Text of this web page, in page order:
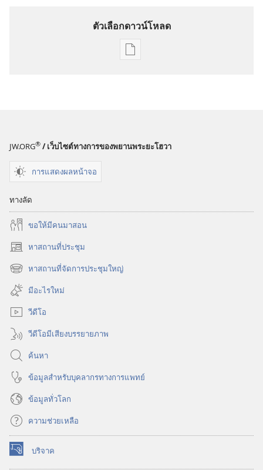
ตัวเลือกดาวน์โหลด
ตัว
วารสาร
JW.ORG® / เว็บไซต์ทางการของพยานพระยะโฮวา
การแสดงผลหน้าจอ
ทางลัด
ขอ​ให้​มี​คน​มา​สอน
หาสถานที่ประชุม
(เปิด
หน้าต่างหาสถานที่จัดการประชุมใหญ่
(เปิด
หน้าต่าง
ใหม่)
มีอะไรใหม่
วีดีโอ
วีดีโอมีเสียงบรรยายภาพ
ค้นหา
ข้อมูล​สำหรับ​บุคลากร​ทาง​การ​แพทย์
ข้อมูล​ทั่ว​โลก
ความช่วยเหลือ
บริจาค
(เปิด